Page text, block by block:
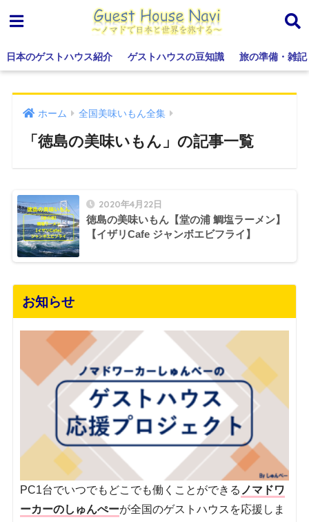
日本のゲストハウス紹介 ゲストハウスの豆知識 旅の準備・雑記
ホーム 全国美味いもん全集
「徳島の美味いもん」の記事一覧
2020年4月22日
徳島の美味いもん【堂の浦 鯛塩ラーメン】
【イザリCafe ジャンボエビフライ】
お知らせ
PC1台でいつでもどこでも働くことができる ノマドワ
ーカーのしゅんぺーが全国のゲストハウスを応援しま